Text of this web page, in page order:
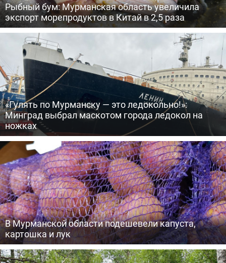
Рыбный бум: Мурманская область увеличила
экспорт морепродуктов в Китай в 2,5 раза
«Гулять по Мурманску — это ледокольно!»:
Минград выбрал маскотом города ледокол на
ножках
В Мурманской области подешевели капуста,
картошка и лук